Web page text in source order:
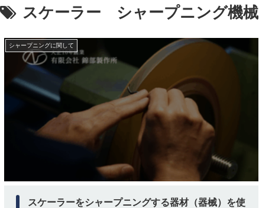
スケーラー シャープニング機械
シャープニングに関して
スケーラーをシャープニングする器材（器械）を使